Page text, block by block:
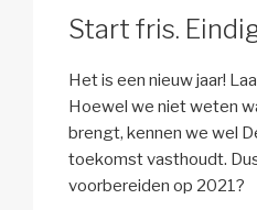
Start fris.
Het is een nieuw jaar!
Hoewel we niet weten
brengt, kennen we wel
toekomst vasthoudt.
voorbereiden op 2021?